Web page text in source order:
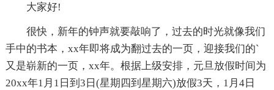
大家好!
很快，新年的钟声就要敲响了，过去的时光就像我们
手中的书本，xx年即将成为翻过去的一页，迎接我们的`
又是崭新的一页，xx年。根据上级安排，元旦放假时间为
20xx年1月1日到3日(星期四到星期六)放假3天，1月4日